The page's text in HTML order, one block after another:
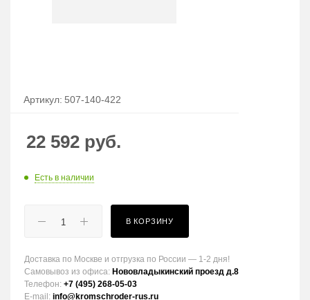
Артикул: 507-140-422
22 592 руб.
Есть в наличии
В КОРЗИНУ
Доставка по Москве и отгрузка по России — 1-2 дня!
Самовывоз из офиса: Нововладыкинский проезд д.8
Телефон: +7 (495) 268-05-03
E-mail: info@kromschroder-rus.ru